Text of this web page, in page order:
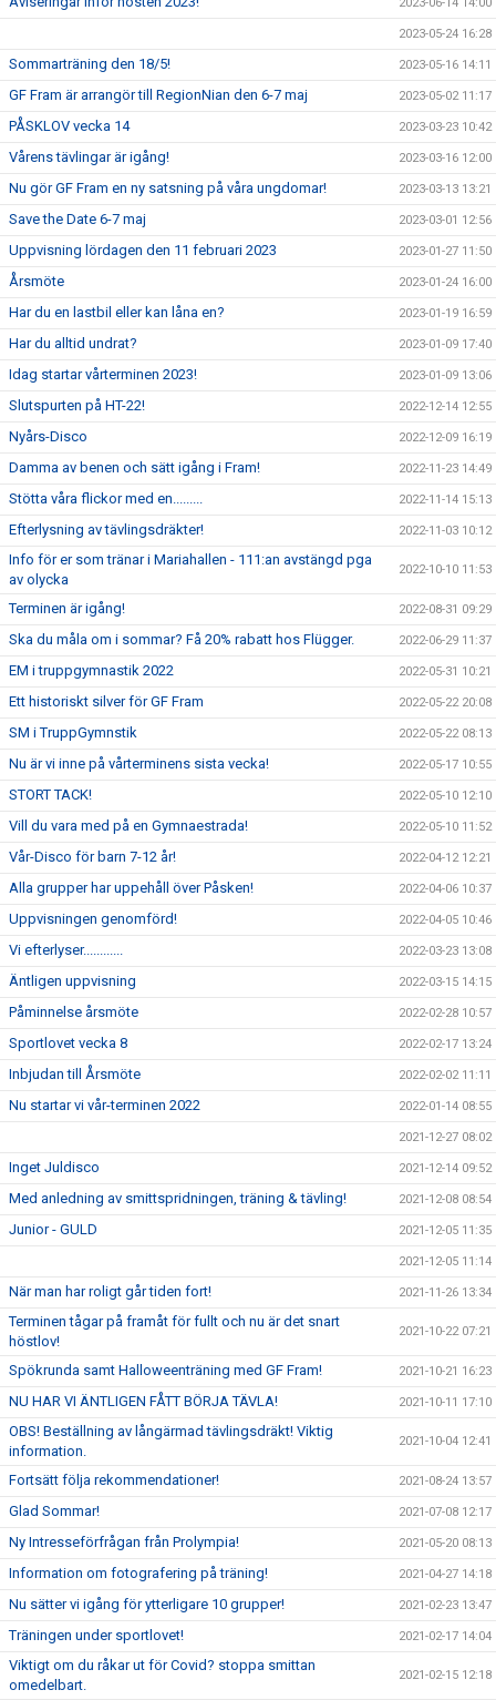
2023-05-24 16:28
Sommarträning den 18/5! 2023-05-16 14:11
GF Fram är arrangör till RegionNian den 6-7 maj 2023-05-02 11:17
PÅSKLOV vecka 14 2023-03-23 10:42
Vårens tävlingar är igång! 2023-03-16 12:00
Nu gör GF Fram en ny satsning på våra ungdomar! 2023-03-13 13:21
Save the Date 6-7 maj 2023-03-01 12:56
Uppvisning lördagen den 11 februari 2023 2023-01-27 11:50
Årsmöte 2023-01-24 16:00
Har du en lastbil eller kan låna en? 2023-01-19 16:59
Har du alltid undrat? 2023-01-09 17:40
Idag startar vårterminen 2023! 2023-01-09 13:06
Slutspurten på HT-22! 2022-12-14 12:55
Nyårs-Disco 2022-12-09 16:19
Damma av benen och sätt igång i Fram! 2022-11-23 14:49
Stötta våra flickor med en......... 2022-11-14 15:13
Efterlysning av tävlingsdräkter! 2022-11-03 10:12
Info för er som tränar i Mariahallen - 111:an avstängd pga
av olycka
2022-10-10 11:53
Terminen är igång! 2022-08-31 09:29
Ska du måla om i sommar? Få 20% rabatt hos Flügger. 2022-06-29 11:37
EM i truppgymnastik 2022 2022-05-31 10:21
Ett historiskt silver för GF Fram 2022-05-22 20:08
SM i TruppGymnstik 2022-05-22 08:13
Nu är vi inne på vårterminens sista vecka! 2022-05-17 10:55
STORT TACK! 2022-05-10 12:10
Vill du vara med på en Gymnaestrada! 2022-05-10 11:52
Vår-Disco för barn 7-12 år! 2022-04-12 12:21
Alla grupper har uppehåll över Påsken! 2022-04-06 10:37
Uppvisningen genomförd! 2022-04-05 10:46
Vi efterlyser............ 2022-03-23 13:08
Äntligen uppvisning 2022-03-15 14:15
Påminnelse årsmöte 2022-02-28 10:57
Sportlovet vecka 8 2022-02-17 13:24
Inbjudan till Årsmöte 2022-02-02 11:11
Nu startar vi vår-terminen 2022 2022-01-14 08:55
2021-12-27 08:02
Inget Juldisco 2021-12-14 09:52
Med anledning av smittspridningen, träning & tävling! 2021-12-08 08:54
Junior - GULD 2021-12-05 11:35
2021-12-05 11:14
När man har roligt går tiden fort! 2021-11-26 13:34
Terminen tågar på framåt för fullt och nu är det snart
höstlov!
2021-10-22 07:21
Spökrunda samt Halloweenträning med GF Fram! 2021-10-21 16:23
NU HAR VI ÄNTLIGEN FÅTT BÖRJA TÄVLA! 2021-10-11 17:10
OBS! Beställning av långärmad tävlingsdräkt! Viktig
information.
2021-10-04 12:41
Fortsätt följa rekommendationer! 2021-08-24 13:57
Glad Sommar! 2021-07-08 12:17
Ny Intresseförfrågan från Prolympia! 2021-05-20 08:13
Information om fotografering på träning! 2021-04-27 14:18
Nu sätter vi igång för ytterligare 10 grupper! 2021-02-23 13:47
Träningen under sportlovet! 2021-02-17 14:04
Viktigt om du råkar ut för Covid? stoppa smittan
omedelbart.
2021-02-15 12:18